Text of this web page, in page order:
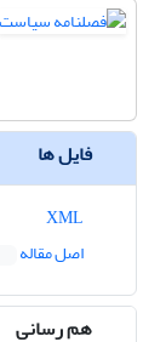
فایل ها
اصل مقاله
هم رسانی